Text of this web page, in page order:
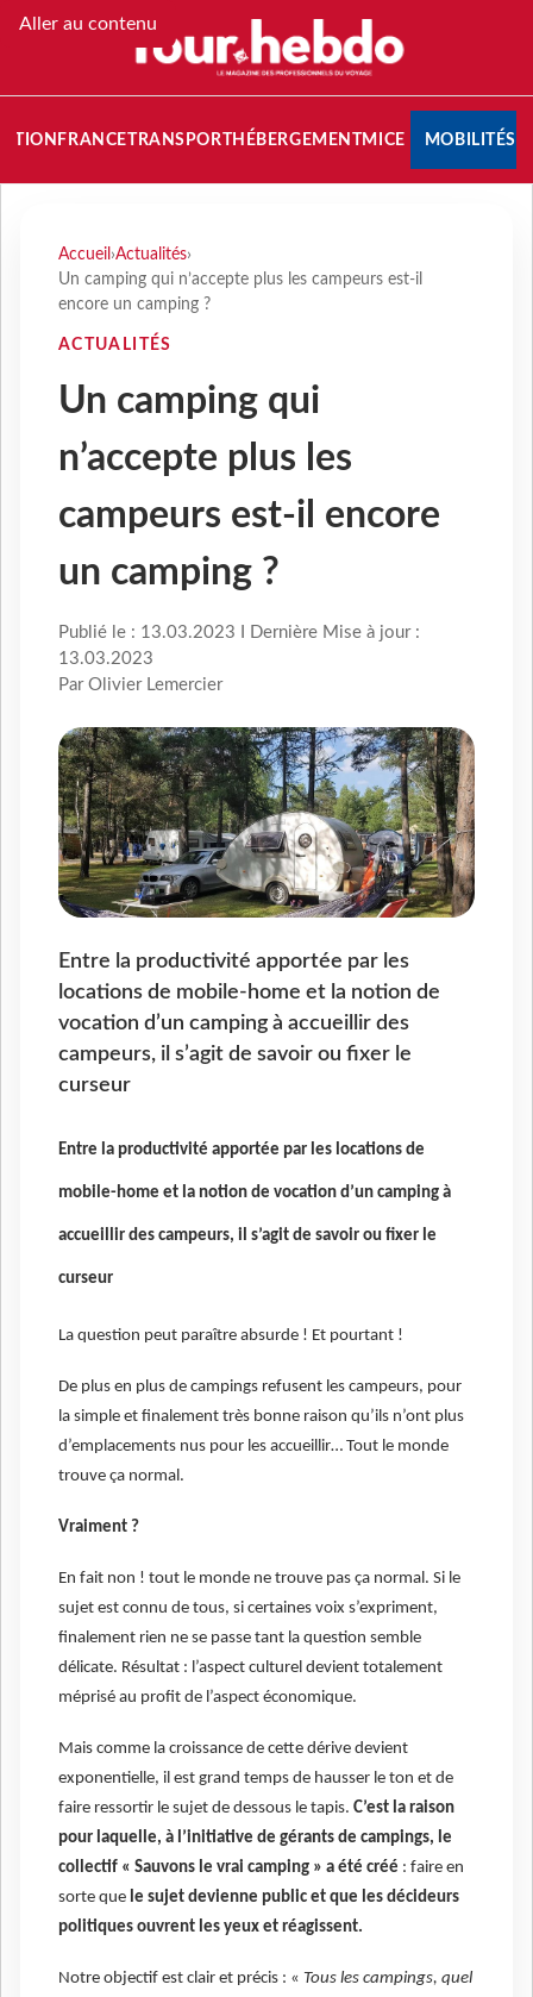
Aller au contenu
FRANCETRANSPORT HÉBERGEMENTMICE MOBILITÉS
Accueil ›Actualités›
Un camping qui n’accepte plus les campeurs est-il
encore un camping ?
ACTUALITÉS
Un camping qui
n’accepte plus les
campeurs est-il encore
un camping ?
Publié le : 13.03.2023 I Dernière Mise à jour :
13.03.2023
Par Olivier Lemercier
Entre la productivité apportée par les
locations de mobile-home et la notion de
vocation d’un camping à accueillir des
campeurs, il s’agit de savoir ou fixer le
curseur
Entre la productivité apportée par les locations de
mobile-home et la notion de vocation d’un camping à
accueillir des campeurs, il s’agit de savoir ou fixer le
curseur
La question peut paraître absurde ! Et pourtant !
De plus en plus de campings refusent les campeurs, pour
la simple et finalement très bonne raison qu’ils n’ont plus
d’emplacements nus pour les accueillir… Tout le monde
trouve ça normal.
Vraiment ?
En fait non ! tout le monde ne trouve pas ça normal. Si le
sujet est connu de tous, si certaines voix s’expriment,
finalement rien ne se passe tant la question semble
délicate. Résultat : l’aspect culturel devient totalement
méprisé au profit de l’aspect économique.
Mais comme la croissance de cette dérive devient
exponentielle, il est grand temps de hausser le ton et de
faire ressortir le sujet de dessous le tapis. C’est la raison
pour laquelle, à l’initiative de gérants de campings, le
collectif « Sauvons le vrai camping » a été créé : faire en
sorte que le sujet devienne public et que les décideurs
politiques ouvrent les yeux et réagissent.
Notre objectif est clair et précis : « Tous les campings, quel